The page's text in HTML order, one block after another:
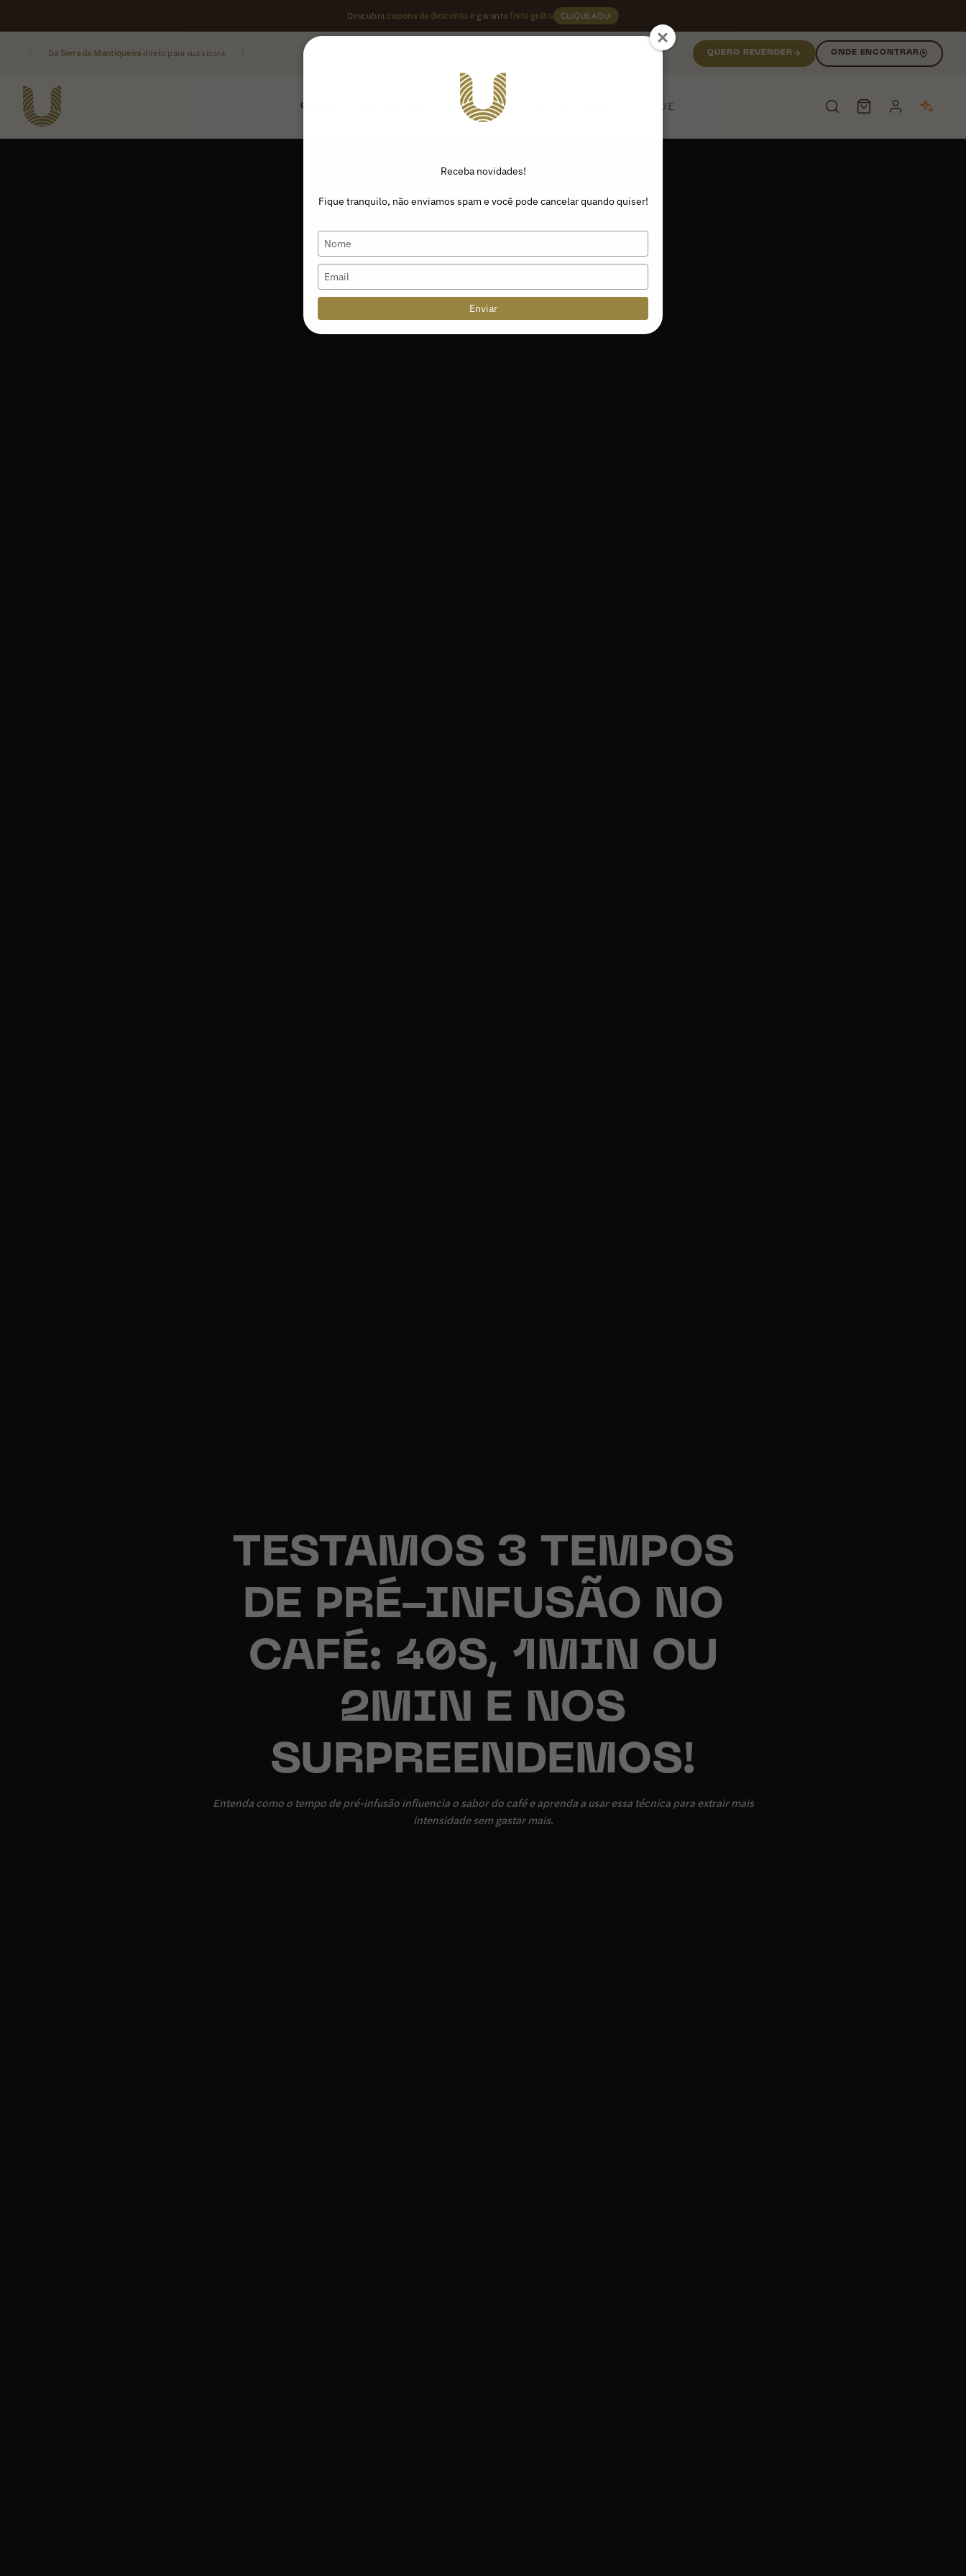
Descubra cupons de desconto e garanta frete grátis CLIQUE AQUI
Da Serra da Mantiqueira direto para sua xícara QUERO REVENDER ONDE ENCONTRAR
CAFÉS PRODUTOS UNIQUE
TESTAMOS 3 TEMPOS
DE PRÉ-INFUSÃO NO
CAFÉ: 40S, 1MIN OU
2MIN E NOS
SURPREENDEMOS!
Entenda como o tempo de pré-infusão influencia o sabor do café e aprenda a usar essa técnica para extrair mais
intensidade sem gastar mais.
Receba novidades!
Fique tranquilo, não enviamos spam e você pode cancelar quando quiser!
your
your
email
Enviar